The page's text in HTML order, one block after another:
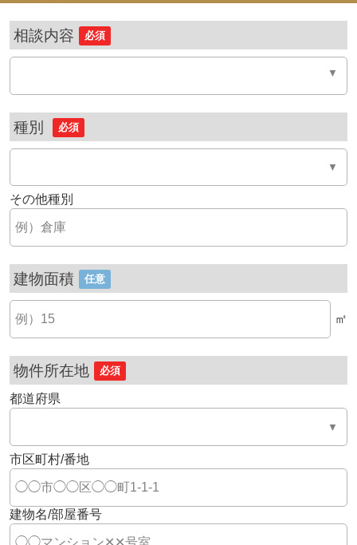
相談内容 必須
種別 必須
その他種別
建物面積 任意
㎡
物件所在地 必須
都道府県
市区町村/番地
建物名/部屋番号